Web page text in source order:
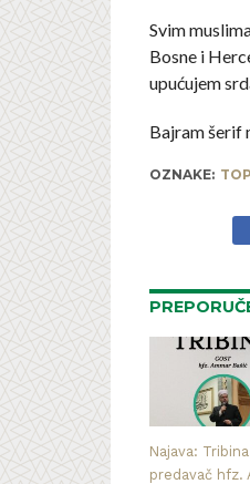
Svim
Bosne i
upućujem
Bajram šerif
OZNAKE: TOP
Najava:
predavač hfz.